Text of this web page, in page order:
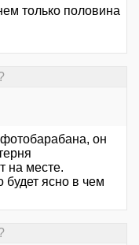
только половина
он
на месте.
будет ясно в чем